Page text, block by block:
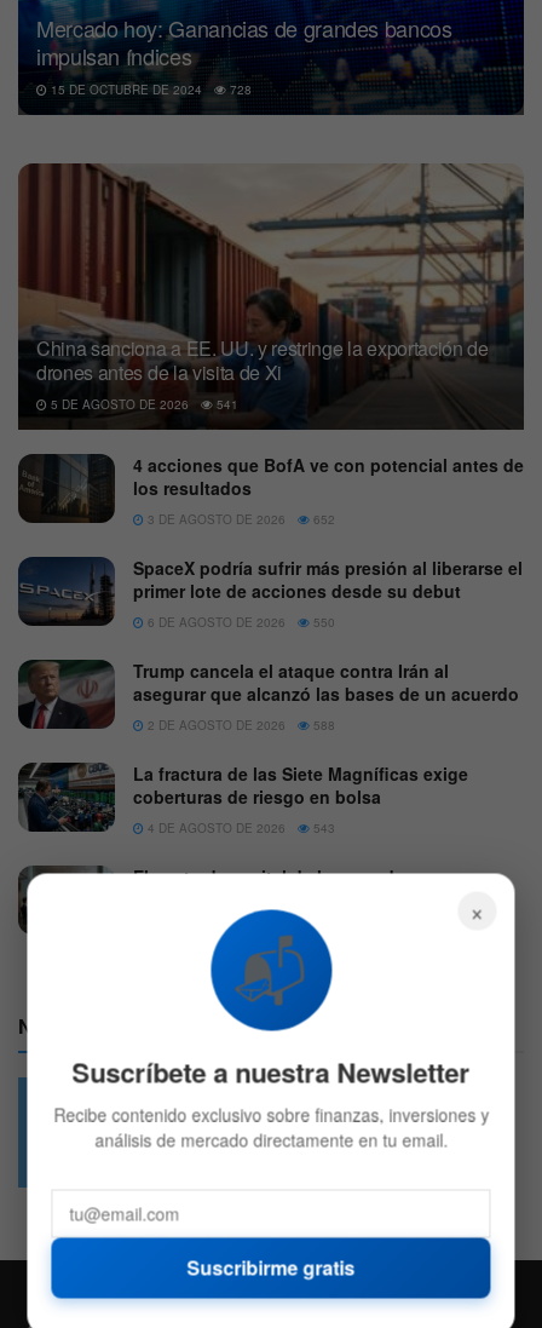
Mercado hoy: Ganancias de grandes bancos
impulsan índices
15 DE OCTUBRE DE 2024 728
China sanciona a EE. UU. y restringe la exportación de
drones antes de la visita de Xi
5 DE AGOSTO DE 2026 541
4 acciones que BofA ve con potencial antes de
los resultados
3 DE AGOSTO DE 2026 652
SpaceX podría sufrir más presión al liberarse el
primer lote de acciones desde su debut
6 DE AGOSTO DE 2026 550
Trump cancela el ataque contra Irán al
asegurar que alcanzó las bases de un acuerdo
2 DE AGOSTO DE 2026 588
La fractura de las Siete Magníficas exige
coberturas de riesgo en bolsa
4 DE AGOSTO DE 2026 543
El gasto de capital de las grandes
3 DE AGOSTO DE 2026 547
Nuestras Redes:
49.6k 4.7k
×
📬
Suscríbete a nuestra Newsletter
Recibe contenido exclusivo sobre finanzas, inversiones y
análisis de mercado directamente en tu email.
Suscribirme gratis